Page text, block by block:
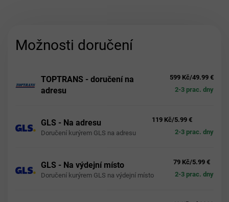
Možnosti doručení
TOPTRANS - doručení na
adresu
2-3 prac. dny
599 Kč/49.99 €
GLS - Na adresu
Doručení kurýrem GLS na adresu 2-3 prac. dny
119 Kč/5.99 €
GLS - Na výdejní místo
Doručení kurýrem GLS na výdejní místo 2-3 prac. dny
79 Kč/5.99 €